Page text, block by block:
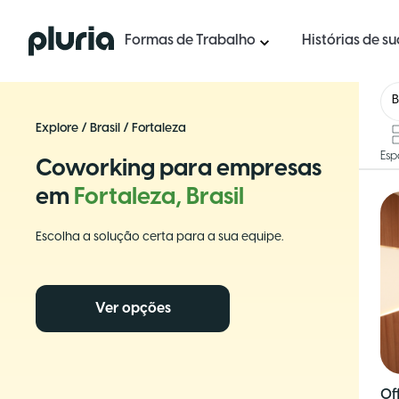
Logo Pluria Formas de Trabalho Histórias de
Explore / Brasil / Fortaleza
Coworking para empresas
em Fortaleza, Brasil
Escolha a solução certa para a sua equipe.
Ver opções